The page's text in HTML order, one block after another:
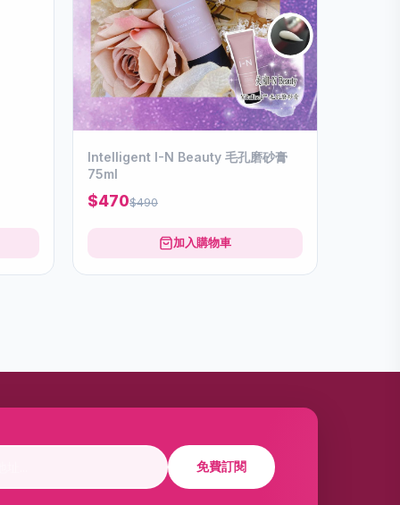
Intelligent I-N Beauty 毛孔磨砂膏
75ml
$470$490
加入購物車
免費訂閱